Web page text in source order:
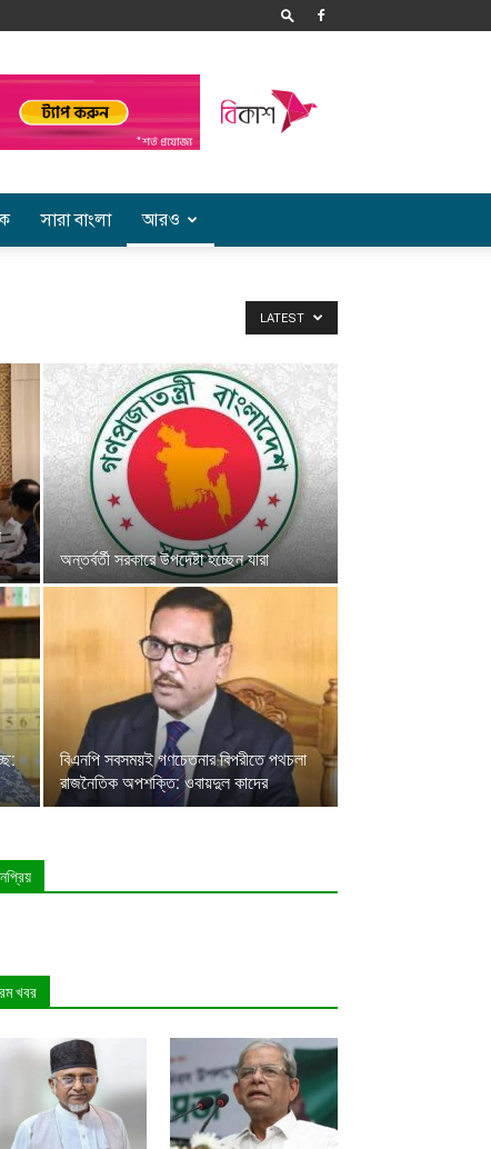
সারা বাংলা আরও
LATEST
অন্তর্বর্তী সরকারে উপদেষ্টা হচ্ছেন যারা
বিএনপি সবসময়ই গণচেতনার বিপরীতে পথচলা
রাজনৈতিক অপশক্তি: ওবায়দুল কাদের
খবর